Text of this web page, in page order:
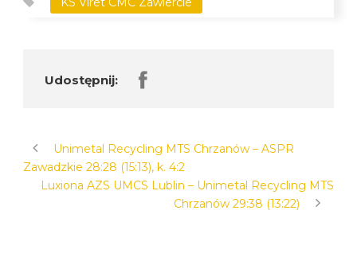
Udostępnij:
Unimetal Recycling MTS Chrzanów – ASPR
Zawadzkie 28:28 (15:13), k. 4:2
Luxiona AZS UMCS Lublin – Unimetal Recycling MTS
Chrzanów 29:38 (13:22)